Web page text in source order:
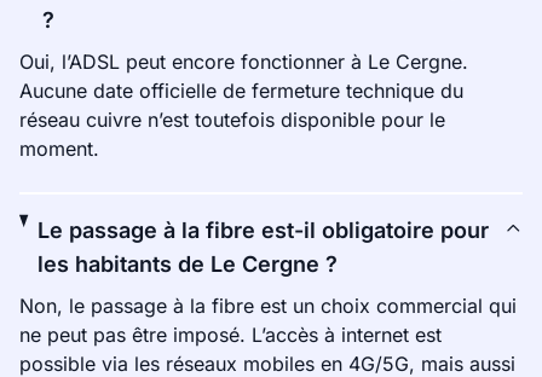
?
Oui, l’ADSL peut encore fonctionner à Le Cergne.
Aucune date officielle de fermeture technique du
réseau cuivre n’est toutefois disponible pour le
moment.
Le passage à la fibre est-il obligatoire pour
les habitants de Le Cergne ?
Non, le passage à la fibre est un choix commercial qui
ne peut pas être imposé. L’accès à internet est
possible via les réseaux mobiles en 4G/5G, mais aussi